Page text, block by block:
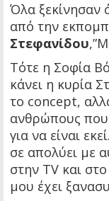
Όλα ξεκίνησαν
από την
Στεφανίδου
Τότε η Σοφία
κάνει η κυρία
το concept,
ανθρώπους που
για να είναι
σε απολύει με
στην TV και
μου έχει